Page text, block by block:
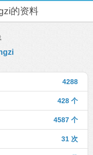
的资料
4288
428 个
4587 个
31 次